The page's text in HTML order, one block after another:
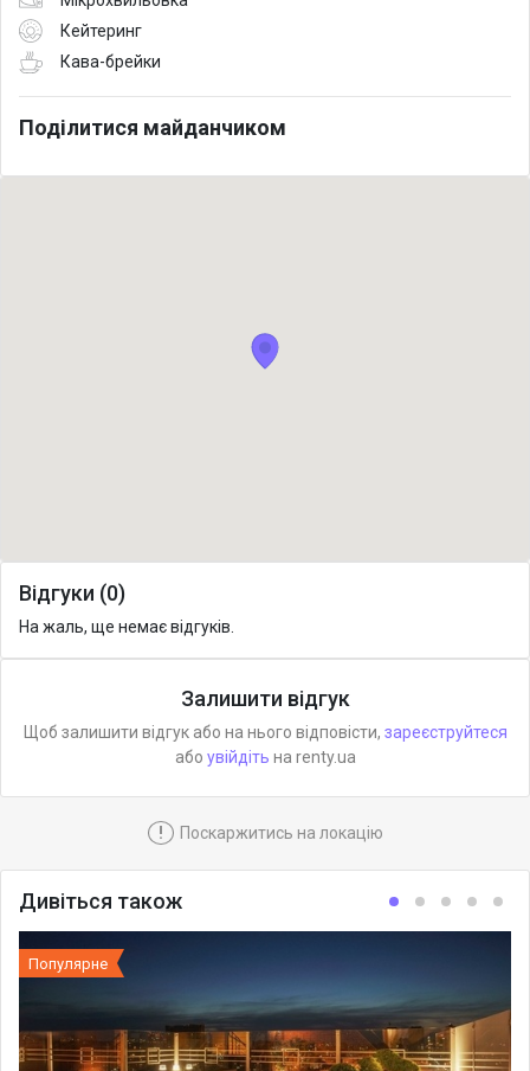
Кейтеринг
Кава-брейки
Поділитися майданчиком
Відгуки (0)
На жаль, ще немає відгуків.
Залишити відгук
Щоб залишити відгук або на нього відповісти, зареєструйтеся
або увійдіть на renty.ua
! Поскаржитись на локацію
Дивіться також
Популярне